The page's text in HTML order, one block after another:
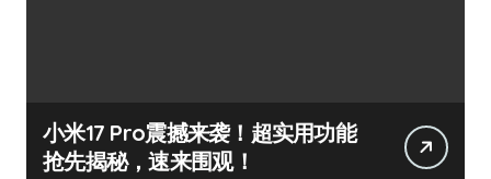
小米17 Pro震撼来袭！超实用功能
抢先揭秘，速来围观！